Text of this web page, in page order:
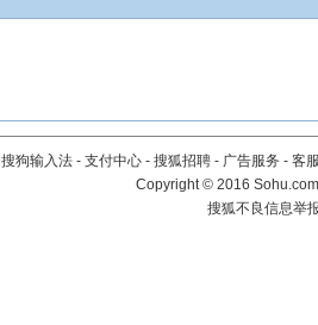
搜狗输入法 - 支付中心 - 搜狐招聘 - 广告服务 - 客
Copyright©2016
搜狐不良信息举